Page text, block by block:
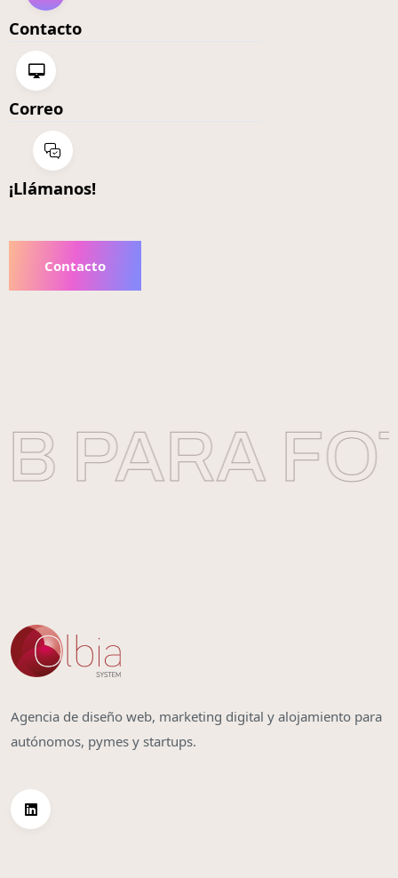
Contacto
Correo
¡Llámanos!
Contacto
PARA
Agencia de diseño web, marketing digital y alojamiento para
autónomos, pymes y startups.